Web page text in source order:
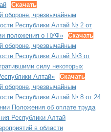
Скачать
обороне, чрезвычайным
Республики Алтай № 2 от
положения о ПУФ»
Скачать
обороне, чрезвычайным
Республики Алтай №3 от
силу некоторых
Алтай»
Скачать
обороне, чрезвычайным
Республики Алтай № 8 от 24
Положения об оплате труда
Республики Алтай
в области